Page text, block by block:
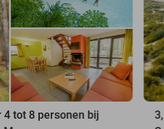
4 tot 8 personen bij